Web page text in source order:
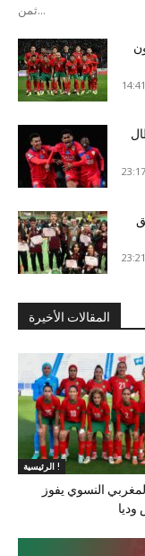
ثمن...
المقالات الأخيرة
الرئيسية !
النسوي يفوز